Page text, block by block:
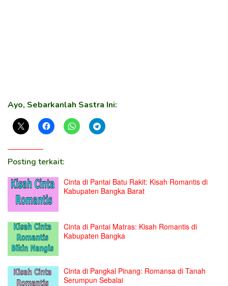
Ayo, Sebarkanlah Sastra Ini:
Posting terkait:
Cinta di Pantai Batu Rakit: Kisah Romantis di
Kabupaten Bangka Barat
Cinta di Pantai Matras: Kisah Romantis di
Kabupaten Bangka
Cinta di Pangkal Pinang: Romansa di Tanah
Serumpun Sebalai